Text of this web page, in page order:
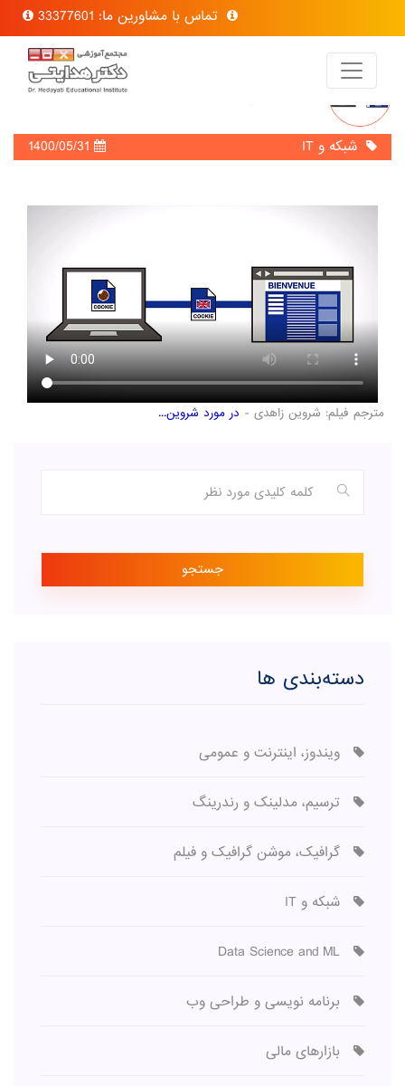
تماس با مشاورین ما: 33377601
شبکه و IT
مترجم فیلم: شروین زاهدی - در مورد شروین...
جستجو
دسته‌بندی ها
ویندوز، اینترنت و عمومی
ترسیم، مدلینک و رندرینگ
گرافیک، موشن گرافیک و فیلم
شبکه و IT
برنامه نویسی و طراحی وب
بازارهای مالی